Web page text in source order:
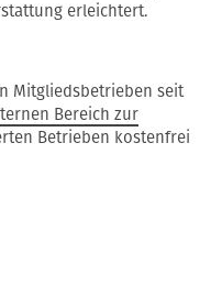
erleichtert.
Mitgliedsbetrieben seit
Bereich zur
Betrieben kostenfrei